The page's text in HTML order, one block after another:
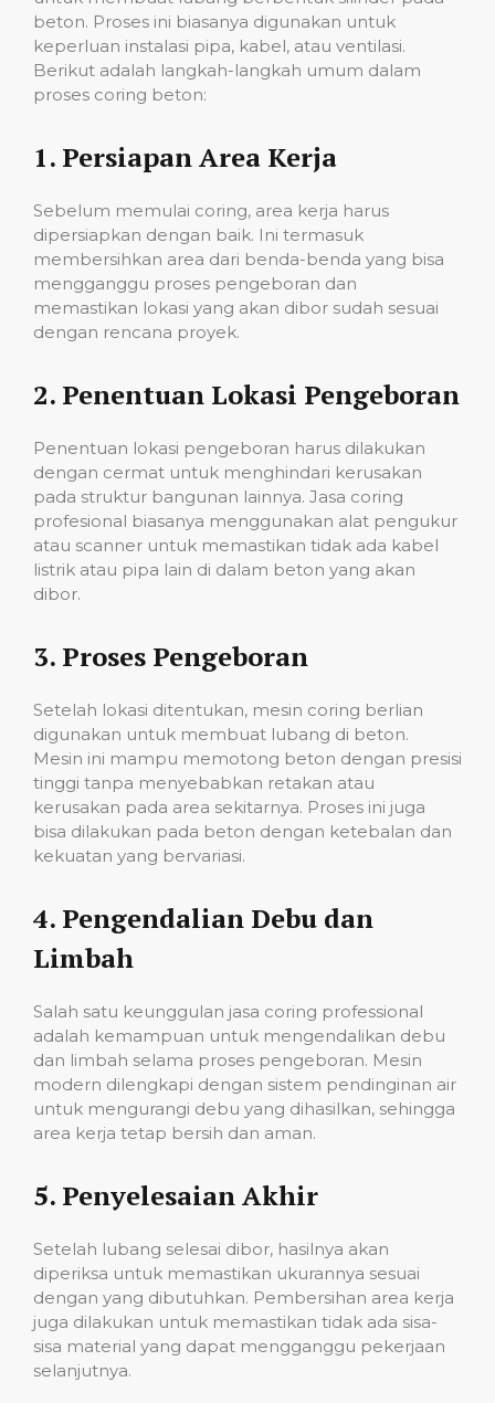
beton. Proses ini biasanya digunakan untuk
keperluan instalasi pipa, kabel, atau ventilasi.
Berikut adalah langkah-langkah umum dalam
proses coring beton:
1. Persiapan Area Kerja
Sebelum memulai coring, area kerja harus
dipersiapkan dengan baik. Ini termasuk
membersihkan area dari benda-benda yang bisa
mengganggu proses pengeboran dan
memastikan lokasi yang akan dibor sudah sesuai
dengan rencana proyek.
2. Penentuan Lokasi Pengeboran
Penentuan lokasi pengeboran harus dilakukan
dengan cermat untuk menghindari kerusakan
pada struktur bangunan lainnya. Jasa coring
profesional biasanya menggunakan alat pengukur
atau scanner untuk memastikan tidak ada kabel
listrik atau pipa lain di dalam beton yang akan
dibor.
3. Proses Pengeboran
Setelah lokasi ditentukan, mesin coring berlian
digunakan untuk membuat lubang di beton.
Mesin ini mampu memotong beton dengan presisi
tinggi tanpa menyebabkan retakan atau
kerusakan pada area sekitarnya. Proses ini juga
bisa dilakukan pada beton dengan ketebalan dan
kekuatan yang bervariasi.
4. Pengendalian Debu dan
Limbah
Salah satu keunggulan jasa coring professional
adalah kemampuan untuk mengendalikan debu
dan limbah selama proses pengeboran. Mesin
modern dilengkapi dengan sistem pendinginan air
untuk mengurangi debu yang dihasilkan, sehingga
area kerja tetap bersih dan aman.
5. Penyelesaian Akhir
Setelah lubang selesai dibor, hasilnya akan
diperiksa untuk memastikan ukurannya sesuai
dengan yang dibutuhkan. Pembersihan area kerja
juga dilakukan untuk memastikan tidak ada sisa-
sisa material yang dapat mengganggu pekerjaan
selanjutnya.